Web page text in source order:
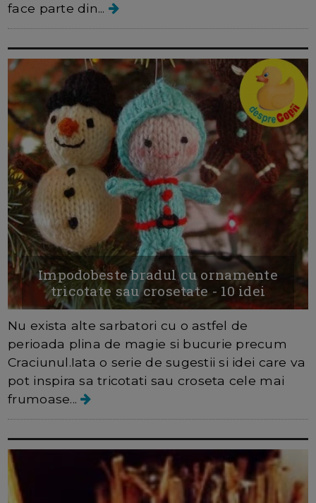
face parte din...
Impodobeste bradul cu ornamente
tricotate sau crosetate - 10 idei
Nu exista alte sarbatori cu o astfel de
perioada plina de magie si bucurie precum
Craciunul.Iata o serie de sugestii si idei care va
pot inspira sa tricotati sau croseta cele mai
frumoase...